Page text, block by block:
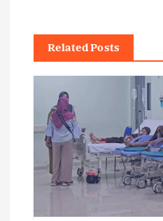
g
Related Posts